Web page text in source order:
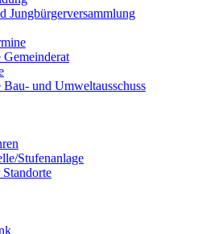
Jungbürgerversammlung
Gemeinderat
Bau- und Umweltausschuss
Stufenanlage